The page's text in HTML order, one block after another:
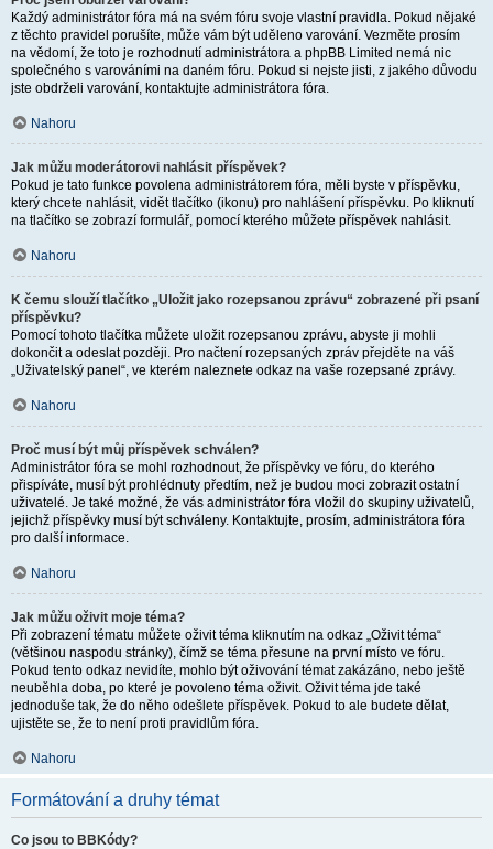
Každý administrátor fóra má na svém fóru svoje vlastní pravidla. Pokud nějaké
z těchto pravidel porušíte, může vám být uděleno varování. Vezměte prosím
na vědomí, že toto je rozhodnutí administrátora a phpBB Limited nemá nic
společného s varováními na daném fóru. Pokud si nejste jisti, z jakého důvodu
jste obdrželi varování, kontaktujte administrátora fóra.
Nahoru
Jak můžu moderátorovi nahlásit příspěvek?
Pokud je tato funkce povolena administrátorem fóra, měli byste v příspěvku,
který chcete nahlásit, vidět tlačítko (ikonu) pro nahlášení příspěvku. Po kliknutí
na tlačítko se zobrazí formulář, pomocí kterého můžete příspěvek nahlásit.
Nahoru
K čemu slouží tlačítko „Uložit jako rozepsanou zprávu“ zobrazené při psaní
příspěvku?
Pomocí tohoto tlačítka můžete uložit rozepsanou zprávu, abyste ji mohli
dokončit a odeslat později. Pro načtení rozepsaných zpráv přejděte na váš
„Uživatelský panel“, ve kterém naleznete odkaz na vaše rozepsané zprávy.
Nahoru
Proč musí být můj příspěvek schválen?
Administrátor fóra se mohl rozhodnout, že příspěvky ve fóru, do kterého
přispíváte, musí být prohlédnuty předtím, než je budou moci zobrazit ostatní
uživatelé. Je také možné, že vás administrátor fóra vložil do skupiny uživatelů,
jejichž příspěvky musí být schváleny. Kontaktujte, prosím, administrátora fóra
pro další informace.
Nahoru
Jak můžu oživit moje téma?
Při zobrazení tématu můžete oživit téma kliknutím na odkaz „Oživit téma“
(většinou naspodu stránky), čímž se téma přesune na první místo ve fóru.
Pokud tento odkaz nevidíte, mohlo být oživování témat zakázáno, nebo ještě
neuběhla doba, po které je povoleno téma oživit. Oživit téma jde také
jednoduše tak, že do něho odešlete příspěvek. Pokud to ale budete dělat,
ujistěte se, že to není proti pravidlům fóra.
Nahoru
Formátování a druhy témat
Co jsou to BBKódy?